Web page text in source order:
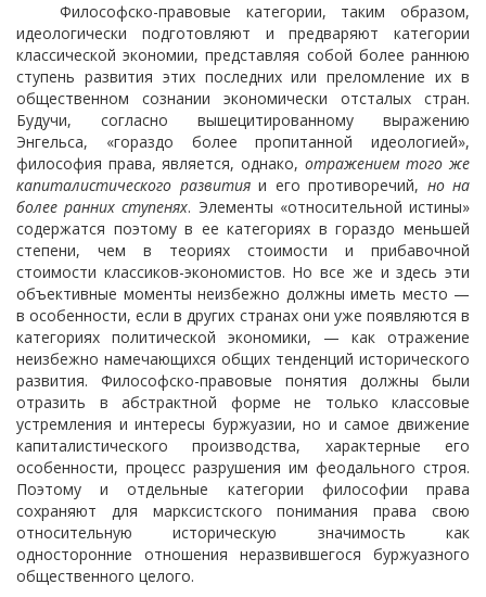
Философско-правовые категории, таким образом,
идеологически подготовляют и предваряют категории
классической экономии, представляя собой более раннюю
ступень развития этих последних или преломление их в
общественном сознании экономически отсталых стран.
Будучи, согласно вышецитированному выражению
Энгельса, «гораздо более пропитанной идеологией»,
философия права, является, однако, отражением того же
капиталистического развитияи его противоречий, но на
более ранних ступенях. Элементы «относительной истины»
содержатся поэтому в ее категориях в гораздо меньшей
степени, чем в теориях стоимости и прибавочной
стоимости классиков-экономистов. Но все же и здесь эти
объективные моменты неизбежно должны иметь место —
в особенности, если в других странах они уже появляются в
категориях политической экономики, — как отражение
неизбежно намечающихся общих тенденций исторического
развития. Философско-правовые понятия должны были
отразить в абстрактной форме не только классовые
устремления и интересы буржуазии, но и самое движение
капиталистического производства, характерные его
особенности, процесс разрушения им феодального строя.
Поэтому и отдельные категории философии права
сохраняют для марксистского понимания права свою
относительную историческую значимость как
односторонние отношения неразвившегося буржуазного
общественного целого.